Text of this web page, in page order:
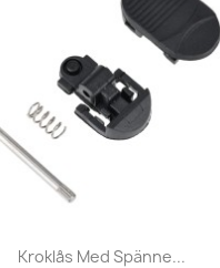
 Snabbvy
Kroklås Med Spänne...